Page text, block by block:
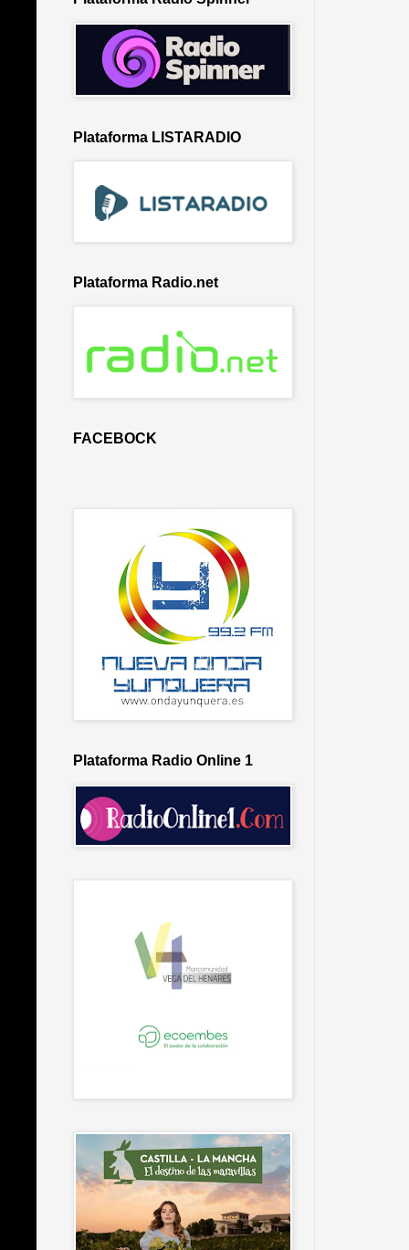
Plataforma LISTARADIO
Plataforma Radio.net
FACEBOCK
Plataforma Radio Online 1